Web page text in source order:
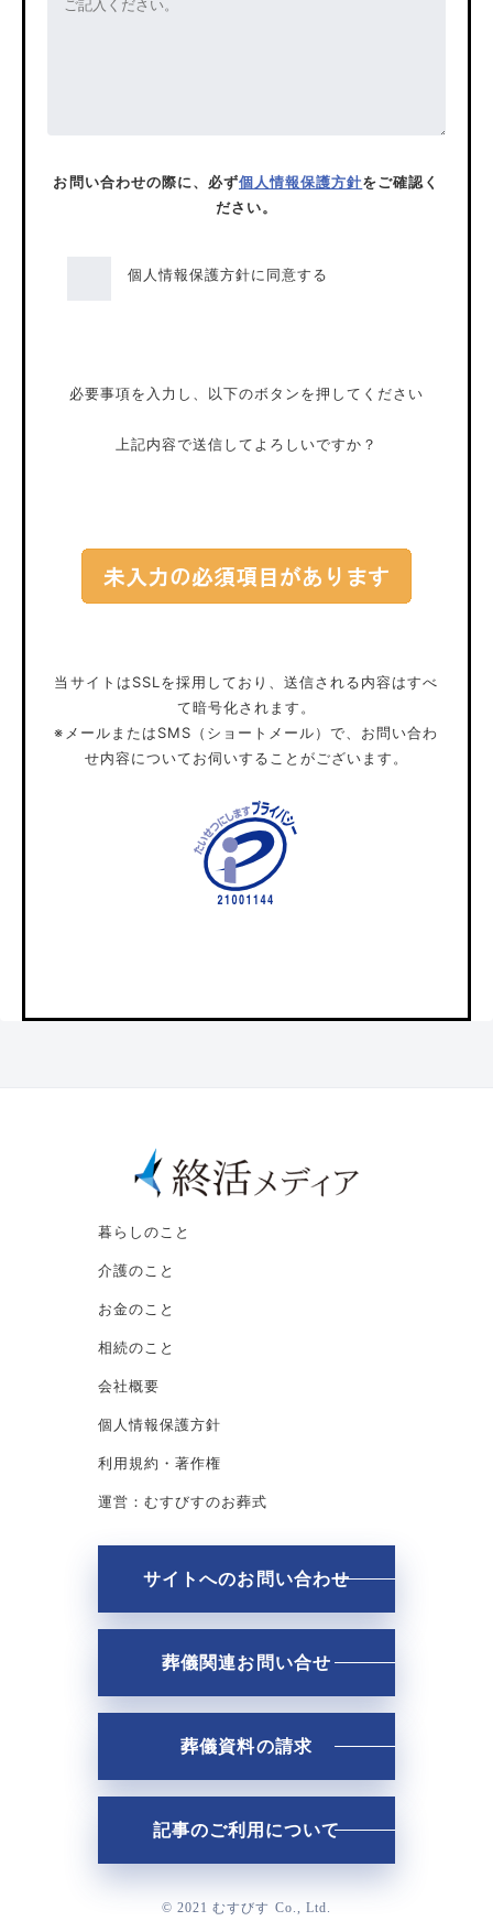
お問い合わせの際に、必ず個人情報保護方針をご確認く
ださい。
個人情報保護方針に同意する
必要事項を入力し、以下のボタンを押してください
上記内容で送信してよろしいですか？
当サイトはSSLを採用しており、送信される内容はすべ
て暗号化されます。
※メールまたはSMS（ショートメール）で、お問い合わ
せ内容についてお伺いすることがございます。
暮らしのこと
介護のこと
お金のこと
相続のこと
会社概要
個人情報保護方針
利用規約・著作権
運営：むすびすのお葬式
サイトへのお問い合わせ
葬儀関連お問い合せ
葬儀資料の請求
記事のご利用について
© 2021 むすびす Co., Ltd.